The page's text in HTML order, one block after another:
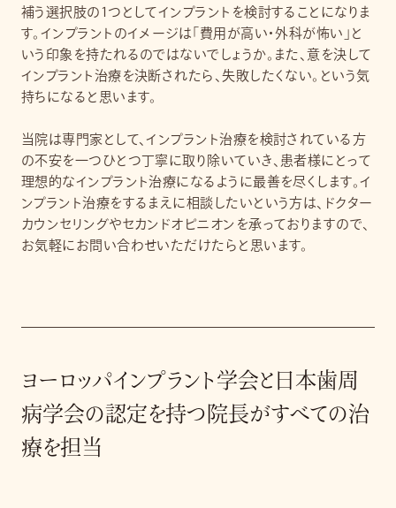
補う選択肢の1つとしてインプラントを検討することになりま
す。インプラントのイメージは「費用が高い・外科が怖い」と
いう印象を持たれるのではないでしょうか。また、意を決して
インプラント治療を決断されたら、失敗したくない。という気
持ちになると思います。
当院は専門家として、インプラント治療を検討されている方
の不安を一つひとつ丁寧に取り除いていき、患者様にとって
理想的なインプラント治療になるように最善を尽くします。イ
ンプラント治療をするまえに相談したいという方は、ドクター
カウンセリングやセカンドオピニオンを承っておりますので、
お気軽にお問い合わせいただけたらと思います。
ヨーロッパインプラント学会と日本歯周
病学会の認定を持つ院長がすべての治
療を担当